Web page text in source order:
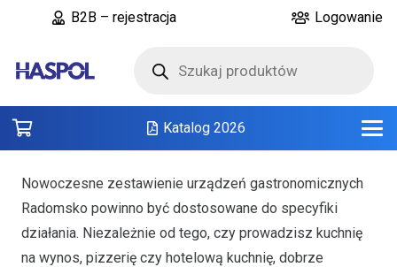
B2B – rejestracja Logowanie
produktów
Katalog 2026
Nowoczesne zestawienie urządzeń gastronomicznych
Radomsko powinno być dostosowane do specyfiki
działania. Niezależnie od tego, czy prowadzisz kuchnię
na wynos, pizzerię czy hotelową kuchnię, dobrze